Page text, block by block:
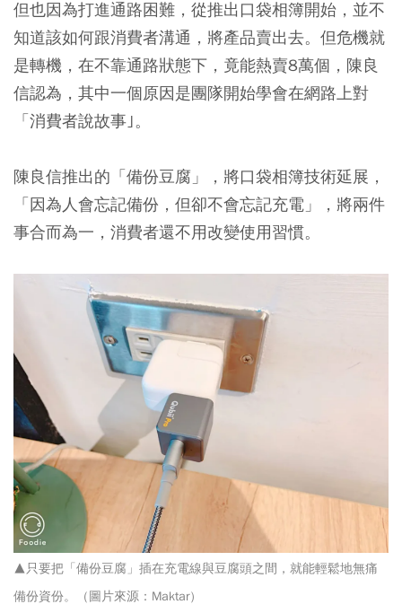
但也因為打進通路困難，從推出口袋相簿開始，並不
知道該如何跟消費者溝通，將產品賣出去。但危機就
是轉機，在不靠通路狀態下，竟能熱賣8萬個，陳良
信認為，其中一個原因是團隊開始學會在網路上對
「消費者說故事｣。
陳良信推出的「備份豆腐」，將口袋相簿技術延展，
「因為人會忘記備份，但卻不會忘記充電」，將兩件
事合而為一，消費者還不用改變使用習慣。
▲只要把「備份豆腐」插在充電線與豆腐頭之間，就能輕鬆地無痛
備份資份。（圖片來源：Maktar）